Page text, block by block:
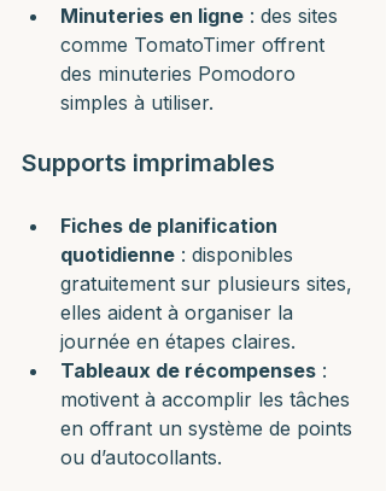
Minuteries en ligne : des sites
comme TomatoTimer offrent
des minuteries Pomodoro
simples à utiliser.
Supports imprimables
Fiches de planification
quotidienne : disponibles
gratuitement sur plusieurs sites,
elles aident à organiser la
journée en étapes claires.
Tableaux de récompenses :
motivent à accomplir les tâches
en offrant un système de points
ou d’autocollants.